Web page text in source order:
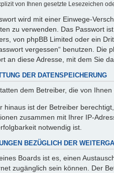
von Ihnen gesetzte Lesezeichen
wird mit einer Einwege-
zu verwenden. Das Passwort
von phpBB Limited oder ein
vergessen“ benutzen. Die
an diese Adresse, mit dem Sie
DER DATENSPEICHERUNG
dem Betreiber, die von
hinaus ist der Betreiber
zusammen mit Ihrer IP-
notwendig ist.
BEZÜGLICH DER
Boards ist es, einen
zugänglich sein können. Der